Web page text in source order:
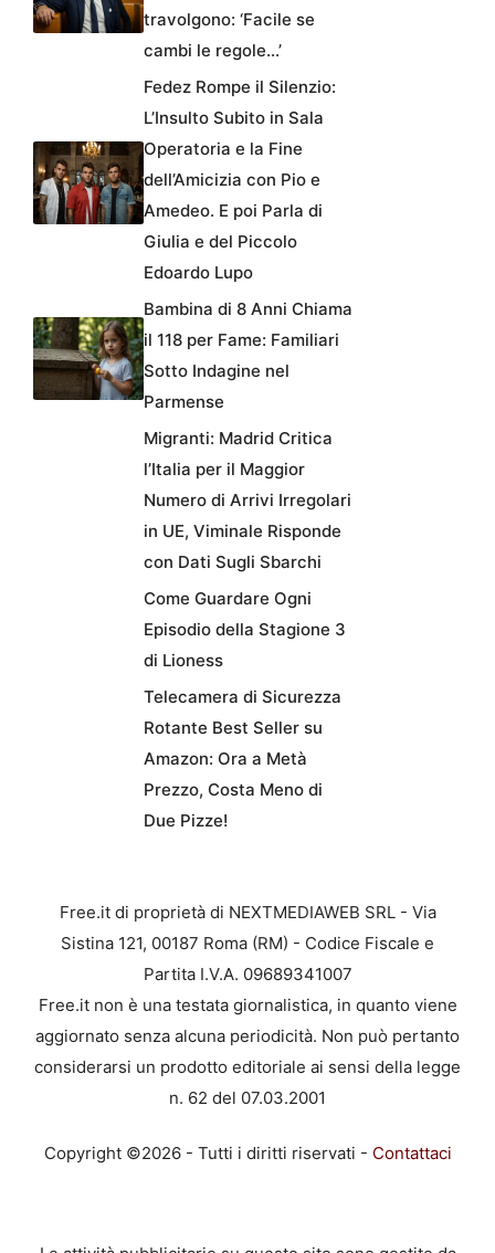
travolgono: ‘Facile se
cambi le regole…’
Fedez Rompe il Silenzio:
L’Insulto Subito in Sala
Operatoria e la Fine
dell’Amicizia con Pio e
Amedeo. E poi Parla di
Giulia e del Piccolo
Edoardo Lupo
Bambina di 8 Anni Chiama
il 118 per Fame: Familiari
Sotto Indagine nel
Parmense
Migranti: Madrid Critica
l’Italia per il Maggior
Numero di Arrivi Irregolari
in UE, Viminale Risponde
con Dati Sugli Sbarchi
Come Guardare Ogni
Episodio della Stagione 3
di Lioness
Telecamera di Sicurezza
Rotante Best Seller su
Amazon: Ora a Metà
Prezzo, Costa Meno di
Due Pizze!
Free.it di proprietà di NEXTMEDIAWEB SRL - Via
Sistina 121, 00187 Roma (RM) - Codice Fiscale e
Partita I.V.A. 09689341007
Free.it non è una testata giornalistica, in quanto viene
aggiornato senza alcuna periodicità. Non può pertanto
considerarsi un prodotto editoriale ai sensi della legge
n. 62 del 07.03.2001
Copyright ©2026 - Tutti i diritti riservati - Contattaci